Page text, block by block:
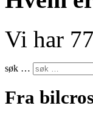
Vi har
søk …
Fra